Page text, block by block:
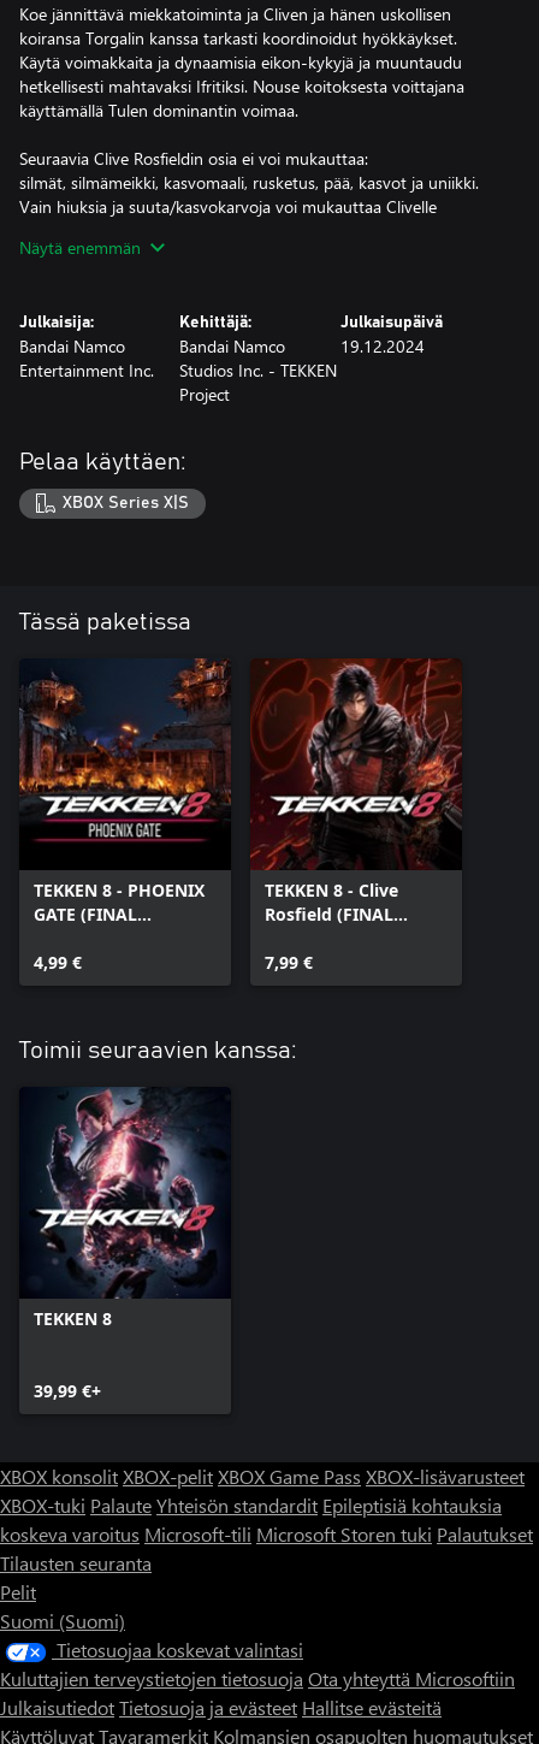
Koe jännittävä miekkatoiminta ja Cliven ja hänen uskollisen
koiransa Torgalin kanssa tarkasti koordinoidut hyökkäykset.
Käytä voimakkaita ja dynaamisia eikon-kykyjä ja muuntaudu
hetkellisesti mahtavaksi Ifritiksi. Nouse koitoksesta voittajana
käyttämällä Tulen dominantin voimaa.
Seuraavia Clive Rosfieldin osia ei voi mukauttaa:
silmät, silmämeikki, kasvomaali, rusketus, pää, kasvot ja uniikki.
Vain hiuksia ja suuta/kasvokarvoja voi mukauttaa Clivelle
kivilinnakkeen traagiset tapahtumat mullistivat Cliven elämän.
Cliven matka, jonka varrella hän kohtaa menneisyytensä, on
luotu uudelleen voimakkaiden eikon-olentojen kentälle
Sisältää seuraavat JUKEBOX-kappaleet:
– Away / FINAL FANTASY -pelisarja
– Find the Flame / FINAL FANTASY -pelisarja.
ostamasta samaa tuotetta kahdesti.
Näytä enemmän
Julkaisija:
Bandai Namco
Entertainment Inc.
Kehittäjä:
Bandai Namco
Studios Inc. - TEKKEN
Project
Julkaisupäivä
19.12.2024
Pelaa käyttäen:
XBOX Series X|S
Tässä paketissa
TEKKEN 8 - PHOENIX
GATE (FINAL
4,99 €
TEKKEN 8 - Clive
Rosfield (FINAL
7,99 €
Toimii seuraavien kanssa:
TEKKEN 8
39,99 €+
XBOX konsolitXBOX-pelitXBOX Game Pass XBOX-lisävarusteet
XBOX-tuki PalauteYhteisön standardit Epileptisiä kohtauksia
koskeva varoitus Microsoft-tili Microsoft Storen tuki Palautukset
Tilausten seuranta
Pelit
Suomi (Suomi)
Tietosuojaa koskevat valintasi
Kuluttajien terveystietojen tietosuoja Ota yhteyttä Microsoftiin
JulkaisutiedotTietosuoja ja evästeet Hallitse evästeitä
KäyttöluvatTavaramerkit Kolmansien osapuolten huomautukset